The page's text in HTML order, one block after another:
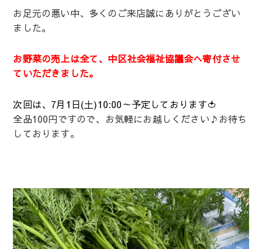
お足元の悪い中、多くのご来店誠にありがとうござい
ました。
お野菜の売上は全て、中区社会福祉協議会へ寄付させ
ていただきました。
次回は、7月1日(土)10:00～予定しております🍅
全品100円ですので、お気軽にお越しください♪お待ち
しております。